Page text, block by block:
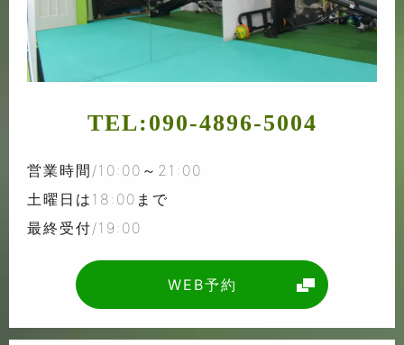
TEL:090-4896-5004
営業時間/10:00～21:00
土曜日は18:00まで
最終受付/19:00
WEB予約